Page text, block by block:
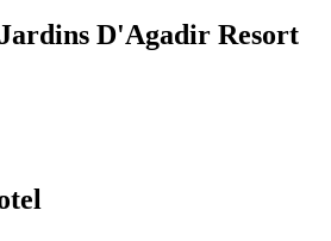
D'Agadir Resort